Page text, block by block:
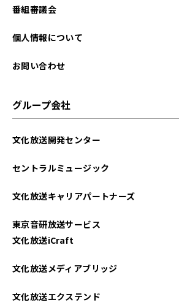
2025年09月
2025年06月
2025年01月
2024年12月
番組審議会
個人情報について
お問い合わせ
グループ会社
文化放送開発センター
セントラルミュージック
文化放送キャリアパートナーズ
東京音研放送サービス
文化放送iCraft
文化放送メディアブリッジ
文化放送エクステンド